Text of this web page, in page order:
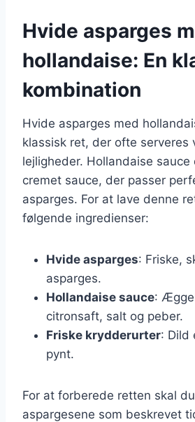
Hvide asparges
hollandaise: En
kombination
Hvide asparges med
klassisk ret, der ofte serveres
lejligheder. Hollandaise sauce
cremet sauce, der passer
asparges. For at lave denne
følgende ingredienser:
Hvide asparges: Friske,
asparges.
Hollandaise sauce:
citronsaft, salt og peber.
Friske krydderurter: Dild
pynt.
For at forberede retten skal
aspargesene som beskrevet